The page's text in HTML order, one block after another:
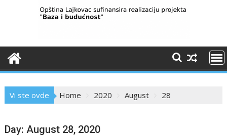
Vi ste ovde Home 2020 August 28
Day:August 28, 2020